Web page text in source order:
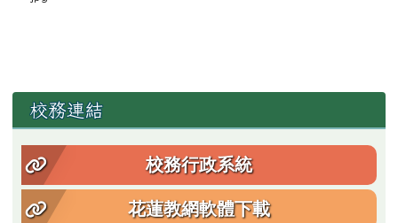
左邊區域內容
校務連結
校務行政系統
花蓮教網軟體下載